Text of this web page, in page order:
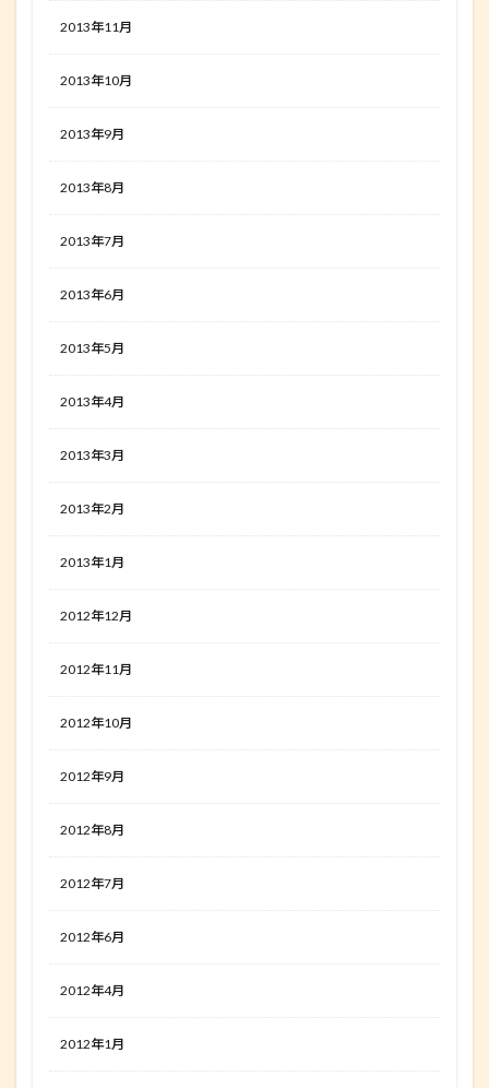
2013年11月
2013年10月
2013年9月
2013年8月
2013年7月
2013年6月
2013年5月
2013年4月
2013年3月
2013年2月
2013年1月
2012年12月
2012年11月
2012年10月
2012年9月
2012年8月
2012年7月
2012年6月
2012年4月
2012年1月